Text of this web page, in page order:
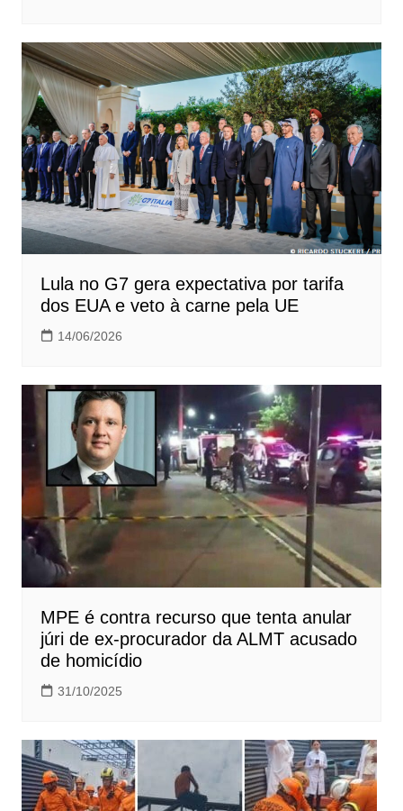
Lula no G7 gera expectativa por tarifa
dos EUA e veto à carne pela UE
14/06/2026
MPE é contra recurso que tenta anular
júri de ex-procurador da ALMT acusado
de homicídio
31/10/2025